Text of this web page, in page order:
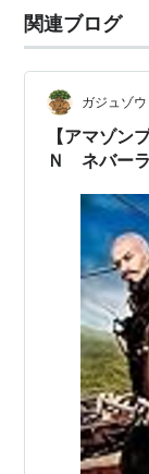
ー、ポール
製作総指揮
キャラクタ
撮影： ジョ
イ
編集：ポー
ダリ
キャスト
ヒュー・ジ
ギャレット
ルーニー・
アマンダ・
リーヴァイ
関連ブログ
ガジュゾ
【アマゾン
Ｎ ネバーラ